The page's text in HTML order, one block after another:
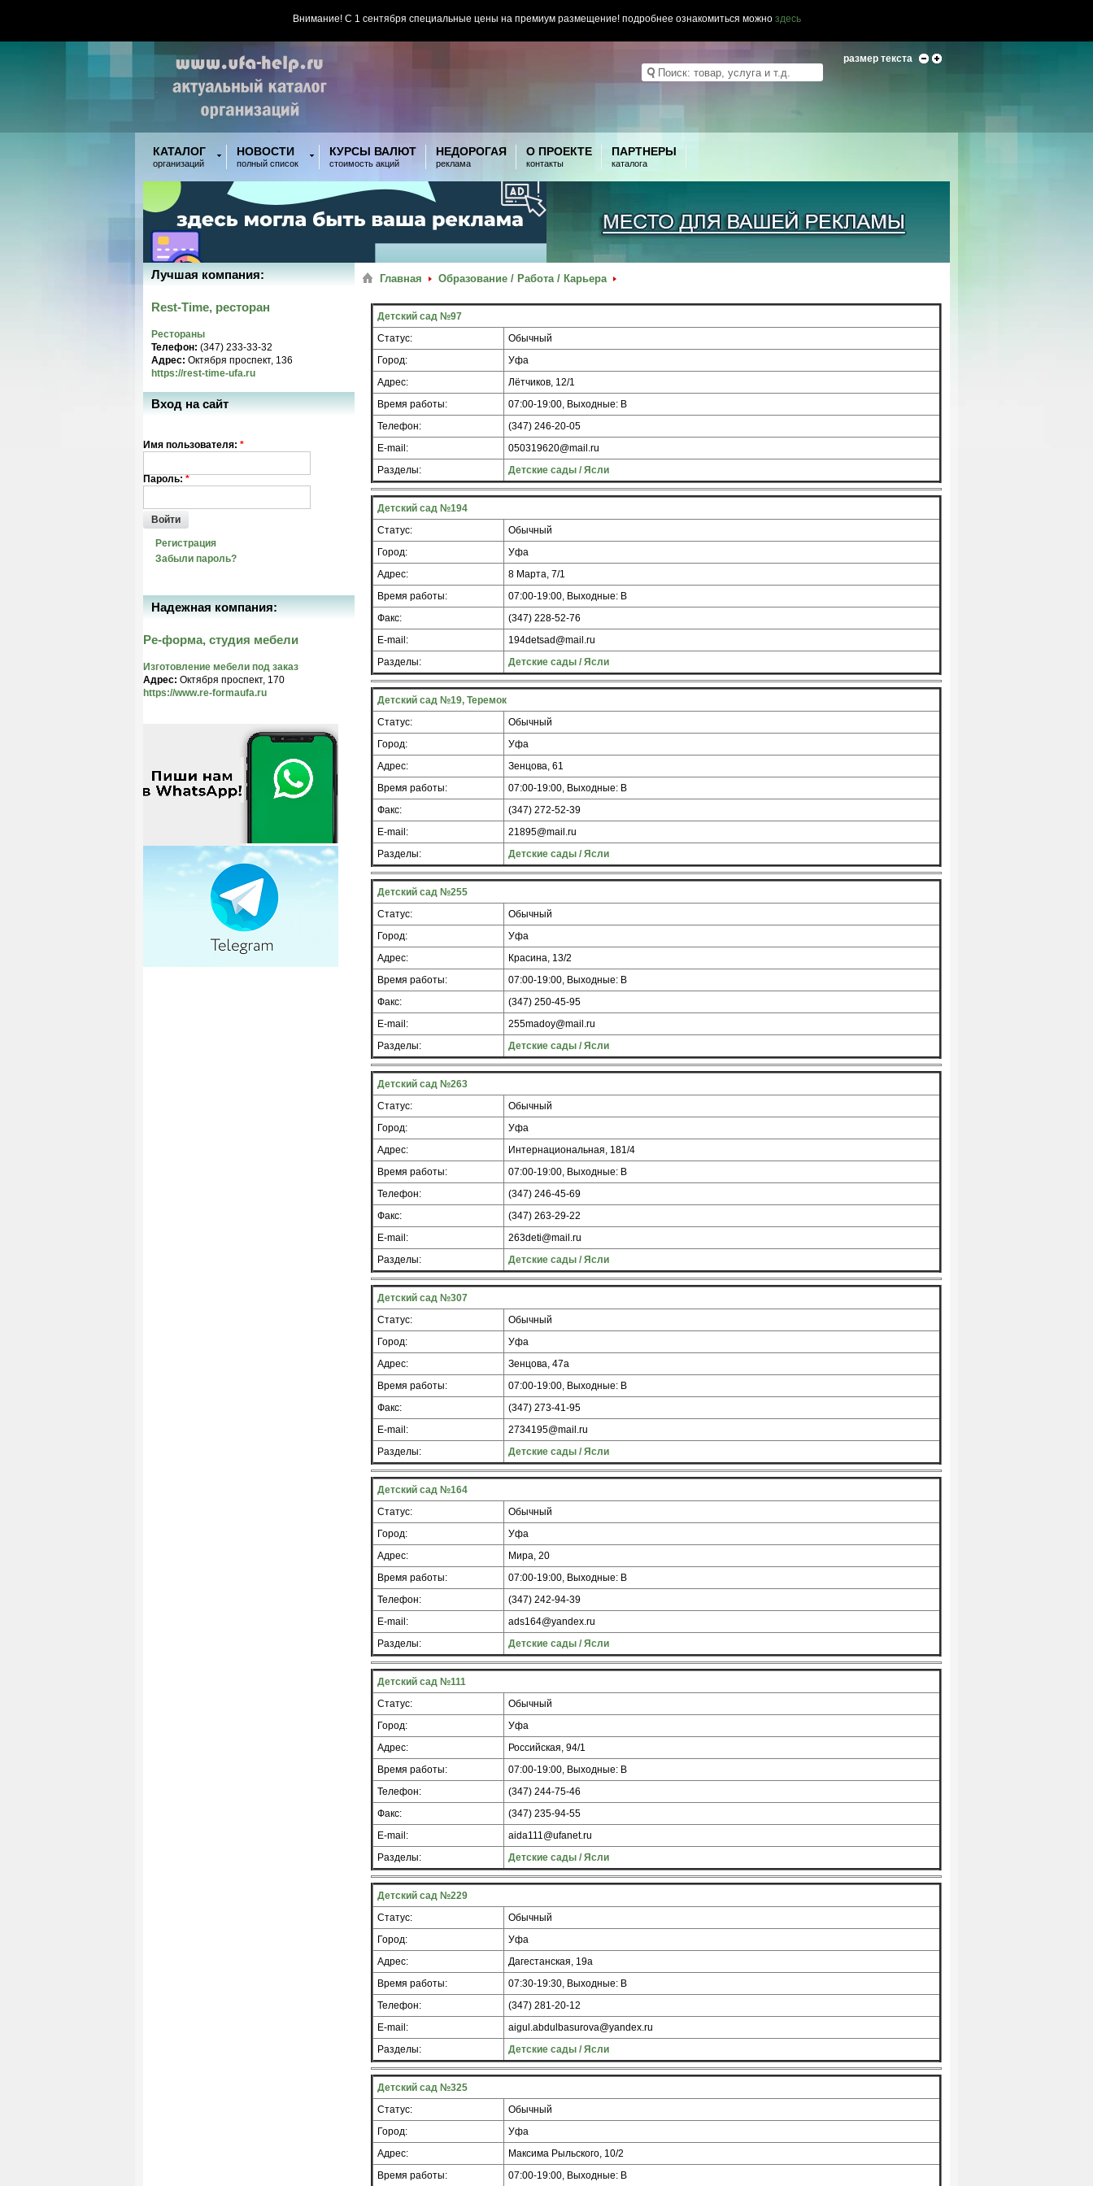
Внимание! С 1 сентября специальные цены на премиум размещение! подробнее ознакомиться можно здесь
размер текста
КАТАЛОГ
организаций
НОВОСТИ
полный список
КУРСЫ ВАЛЮТ
стоимость акций
НЕДОРОГАЯ
реклама
О ПРОЕКТЕ
контакты
ПАРТНЕРЫ
каталога
Главная Образование / Работа / Карьера
Детский сад №97
Статус:
Обычный
Город:
Уфа
Адрес:
Лётчиков, 12/1
Время работы:
07:00-19:00, Выходные: В
Телефон:
(347) 246-20-05
E-mail:
050319620@mail.ru
Разделы:
Детские сады / Ясли
Детский сад №194
Статус:
Обычный
Город:
Уфа
Адрес:
8 Марта, 7/1
Время работы:
07:00-19:00, Выходные: В
Факс:
(347) 228-52-76
E-mail:
194detsad@mail.ru
Разделы:
Детские сады / Ясли
Детский сад №19, Теремок
Статус:
Обычный
Город:
Уфа
Адрес:
Зенцова, 61
Время работы:
07:00-19:00, Выходные: В
Факс:
(347) 272-52-39
E-mail:
21895@mail.ru
Разделы:
Детские сады / Ясли
Детский сад №255
Статус:
Обычный
Город:
Уфа
Адрес:
Красина, 13/2
Время работы:
07:00-19:00, Выходные: В
Факс:
(347) 250-45-95
E-mail:
255madoy@mail.ru
Разделы:
Детские сады / Ясли
Детский сад №263
Статус:
Обычный
Город:
Уфа
Адрес:
Интернациональная, 181/4
Время работы:
07:00-19:00, Выходные: В
Телефон:
(347) 246-45-69
Факс:
(347) 263-29-22
E-mail:
263deti@mail.ru
Разделы:
Детские сады / Ясли
Детский сад №307
Статус:
Обычный
Город:
Уфа
Адрес:
Зенцова, 47а
Время работы:
07:00-19:00, Выходные: В
Факс:
(347) 273-41-95
E-mail:
2734195@mail.ru
Разделы:
Детские сады / Ясли
Детский сад №164
Статус:
Обычный
Город:
Уфа
Адрес:
Мира, 20
Время работы:
07:00-19:00, Выходные: В
Телефон:
(347) 242-94-39
E-mail:
ads164@yandex.ru
Разделы:
Детские сады / Ясли
Детский сад №111
Статус:
Обычный
Город:
Уфа
Адрес:
Российская, 94/1
Время работы:
07:00-19:00, Выходные: В
Телефон:
(347) 244-75-46
Факс:
(347) 235-94-55
E-mail:
aida111@ufanet.ru
Разделы:
Детские сады / Ясли
Детский сад №229
Статус:
Обычный
Город:
Уфа
Адрес:
Дагестанская, 19а
Время работы:
07:30-19:30, Выходные: В
Телефон:
(347) 281-20-12
E-mail:
aigul.abdulbasurova@yandex.ru
Разделы:
Детские сады / Ясли
Детский сад №325
Статус:
Обычный
Город:
Уфа
Адрес:
Максима Рыльского, 10/2
Время работы:
07:00-19:00, Выходные: В
Лучшая компания:
Rest-Time, ресторан
Рестораны
Телефон: (347) 233-33-32
Адрес: Октября проспект, 136
https://rest-time-ufa.ru
Вход на сайт
Имя пользователя: *
Пароль: *
Войти
Регистрация
Забыли пароль?
Надежная компания:
Ре-форма, студия мебели
Изготовление мебели под заказ
Адрес: Октября проспект, 170
https://www.re-formaufa.ru